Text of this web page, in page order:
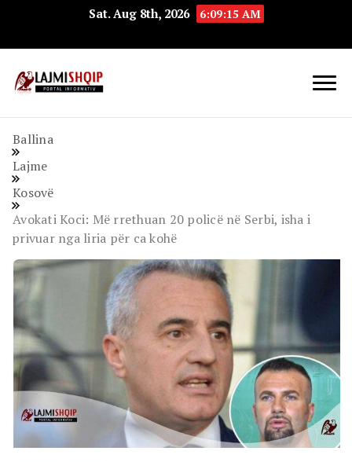
Sat. Aug 8th, 2026 6:09:16 AM
Ballina
Lajme
Kosovë
Avokati Koci: Më rrethuan 20 policë në Serbi, isha i
privuar nga liria për ca kohë